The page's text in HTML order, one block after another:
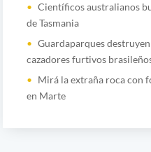
Científicos australianos
de Tasmania
Guardaparques
cazadores furtivos
Mirá la extraña roca con
en Marte